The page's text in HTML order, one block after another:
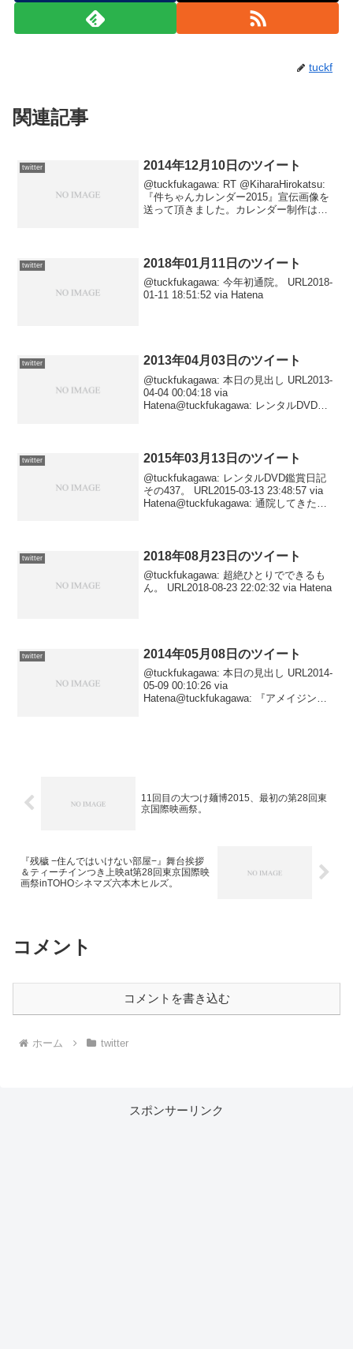
tuckf
関連記事
twitter 2014年12月10日のツイート
@tuckfukagawa: RT @KiharaHirokatsu:
『件ちゃんカレンダー2015』宣伝画像を
送って頂きました。カレンダー制作は、
twitter 2018年01月11日のツイート
@tuckfukagawa: 今年初通院。 URL2018-
01-11 18:51:52 via Hatena
twitter 2013年04月03日のツイート
@tuckfukagawa: 本日の見出し URL2013-
04-04 00:04:18 via
Hatena@tuckfukagawa: レンタルDVD鑑
twitter 2015年03月13日のツイート
@tuckfukagawa: レンタルDVD鑑賞日記
その437。 URL2015-03-13 23:48:57 via
Hatena@tuckfukagawa: 通院してきた。
twitter 2018年08月23日のツイート
@tuckfukagawa: 超絶ひとりでできるも
ん。 URL2018-08-23 22:02:32 via Hatena
twitter 2014年05月08日のツイート
@tuckfukagawa: 本日の見出し URL2014-
05-09 00:10:26 via
Hatena@tuckfukagawa: 『アメイジン
11回目の大つけ麺博2015、最初の第28回東
京国際映画祭。
『残穢 −住んではいけない部屋−』舞台挨拶
＆ティーチインつき上映at第28回東京国際映
画祭inTOHOシネマズ六本木ヒルズ。
コメント
コメントを書き込む
ホーム twitter
スポンサーリンク